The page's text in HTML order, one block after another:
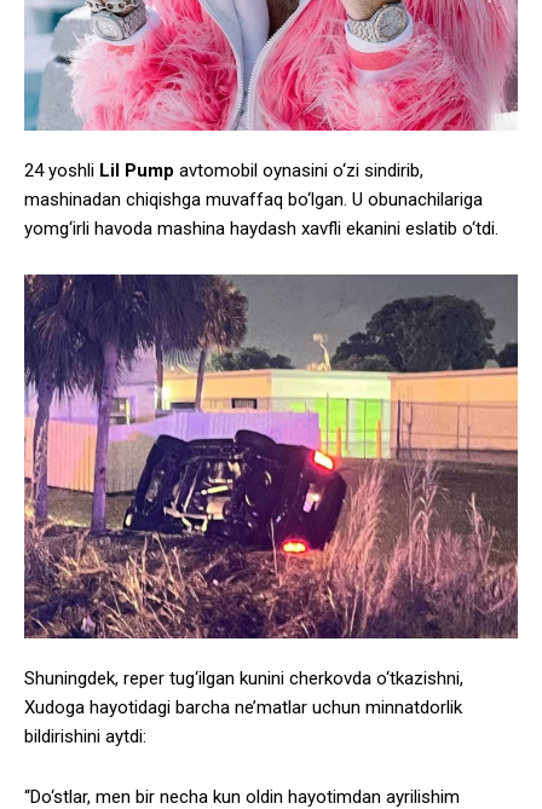
24 yoshli Lil Pump avtomobil oynasini o‘zi sindirib,
mashinadan chiqishga muvaffaq bo‘lgan. U obunachilariga
yomg‘irli havoda mashina haydash xavfli ekanini eslatib o‘tdi.
Shuningdek, reper tug‘ilgan kunini cherkovda o‘tkazishni,
Xudoga hayotidagi barcha ne’matlar uchun minnatdorlik
bildirishini aytdi:
“Do‘stlar, men bir necha kun oldin hayotimdan ayrilishim